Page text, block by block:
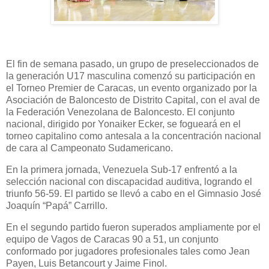
El fin de semana pasado, un grupo de preseleccionados de
la generación U17 masculina comenzó su participación en
el Torneo Premier de Caracas, un evento organizado por la
Asociación de Baloncesto de Distrito Capital, con el aval de
la Federación Venezolana de Baloncesto. El conjunto
nacional, dirigido por Yonaiker Ecker, se fogueará en el
torneo capitalino como antesala a la concentración nacional
de cara al Campeonato Sudamericano.
En la primera jornada, Venezuela Sub-17 enfrentó a la
selección nacional con discapacidad auditiva, logrando el
triunfo 56-59. El partido se llevó a cabo en el Gimnasio José
Joaquín “Papá” Carrillo.
En el segundo partido fueron superados ampliamente por el
equipo de Vagos de Caracas 90 a 51, un conjunto
conformado por jugadores profesionales tales como Jean
Payen, Luis Betancourt y Jaime Finol.